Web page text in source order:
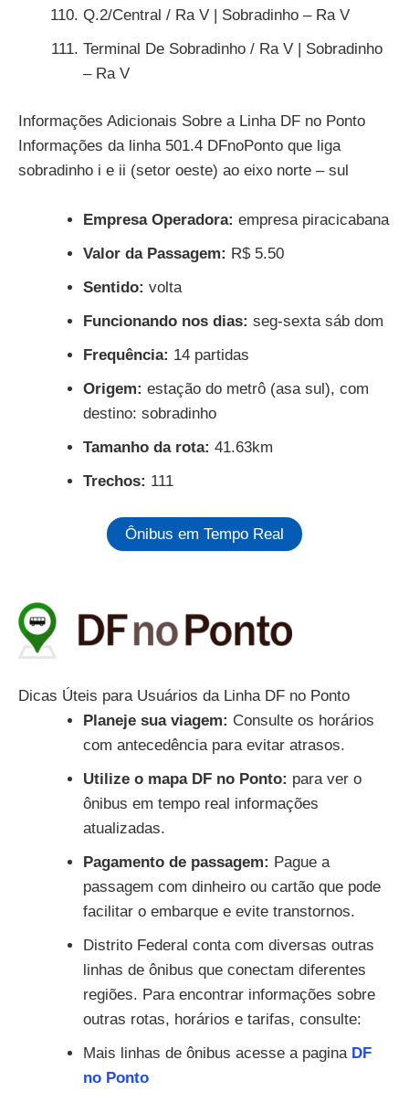
Q.2/Central / Ra V | Sobradinho – Ra V
Terminal De Sobradinho / Ra V | Sobradinho
– Ra V
Informações Adicionais Sobre a Linha DF no Ponto
Informações da linha 501.4 DFnoPonto que liga
sobradinho i e ii (setor oeste) ao eixo norte – sul
Empresa Operadora: empresa piracicabana
Valor da Passagem: R$ 5.50
Sentido: volta
Funcionando nos dias: seg-sexta sáb dom
Frequência: 14 partidas
Origem: estação do metrô (asa sul), com
destino: sobradinho
Tamanho da rota: 41.63km
Trechos: 111
Ônibus em Tempo Real
Dicas Úteis para Usuários da Linha DF no Ponto
Planeje sua viagem: Consulte os horários
com antecedência para evitar atrasos.
Utilize o mapa DF no Ponto: para ver o
ônibus em tempo real informações
atualizadas.
Pagamento de passagem: Pague a
passagem com dinheiro ou cartão que pode
facilitar o embarque e evite transtornos.
Distrito Federal conta com diversas outras
linhas de ônibus que conectam diferentes
regiões. Para encontrar informações sobre
outras rotas, horários e tarifas, consulte:
Mais linhas de ônibus acesse a pagina DF
no Ponto